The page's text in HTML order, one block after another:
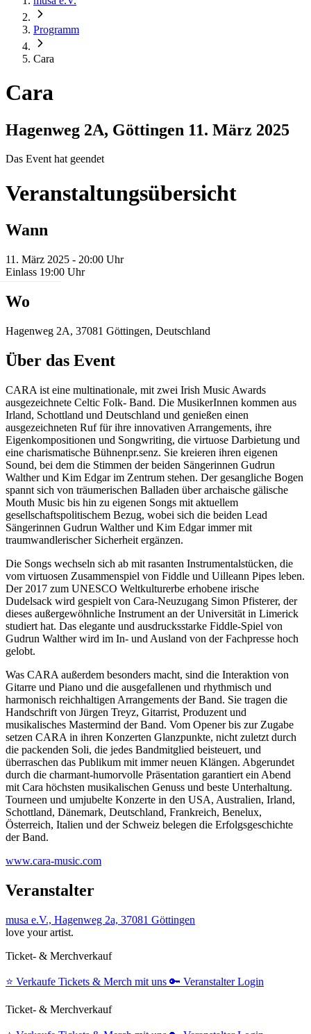
Programm
Cara
Cara
Hagenweg 2A, Göttingen 11. März 2025
Das Event hat geendet
Veranstaltungsübersicht
Wann
11. März 2025 - 20:00 Uhr
Einlass 19:00 Uhr
Wo
Hagenweg 2A, 37081 Göttingen, Deutschland
Über das Event
CARA ist eine multinationale, mit zwei Irish Music Awards
ausgezeichnete Celtic Folk- Band. Die MusikerInnen kommen aus
Irland, Schottland und Deutschland und genießen einen
ausgezeichneten Ruf für ihre innovativen Arrangements, ihre
Eigenkompositionen und Songwriting, die virtuose Darbietung und
eine charismatische Bühnenpr.senz. Sie kreieren ihren eigenen
Sound, bei dem die Stimmen der beiden Sängerinnen Gudrun
Walther und Kim Edgar im Zentrum stehen. Der gesangliche Bogen
spannt sich von träumerischen Balladen über archaische gälische
Mouth Music bis hin zu eigenen Songs mit aktuellem
gesellschaftspolitischem Bezug, wobei sich die beiden Lead
Sängerinnen Gudrun Walther und Kim Edgar immer mit
traumwandlerischer Sicherheit ergänzen.
Die Songs wechseln sich ab mit rasanten Instrumentalstücken, die
vom virtuosen Zusammenspiel von Fiddle und Uilleann Pipes leben.
Der 2017 zum UNESCO Weltkulturerbe erhobene irische
Dudelsack wird gespielt von Cara-Neuzugang Simon Pfisterer, der
dieses außergewöhnliche Instrument an der Universität in Limerick
studiert hat. Das elegante und ausdrucksstarke Fiddle-Spiel von
Gudrun Walther wird im In- und Ausland von der Fachpresse hoch
gelobt.
Was CARA außerdem besonders macht, sind die Interaktion von
Gitarre und Piano und die ausgefallenen und rhythmisch und
harmonisch reichhaltigen Arrangements der Band. Sie tragen die
Handschrift von Jürgen Treyz, Gitarrist, Produzent und
musikalisches Mastermind der Band. Vom Opener bis zur Zugabe
setzen CARA in ihren Konzerten Glanzpunkte, nicht zuletzt durch
die packenden Soli, die jedes Bandmitglied beisteuert, und
überraschen das Publikum mit immer neuen Klängen. Abgerundet
durch die charmant-humorvolle Präsentation garantiert ein Abend
mit Cara höchsten musikalischen Genuss und beste Unterhaltung.
Tourneen und umjubelte Konzerte in den USA, Australien, Irland,
Schottland, Dänemark, Deutschland, Frankreich, Benelux,
Österreich, Italien und der Schweiz belegen die Erfolgsgeschichte
der Band.
www.cara-music.com
Veranstalter
musa e.V., Hagenweg 2a, 37081 Göttingen
love your artist.
Ticket- & Merchverkauf
⭐️ Verkaufe Tickets & Merch mit uns 🔑 Veranstalter Login
Ticket- & Merchverkauf